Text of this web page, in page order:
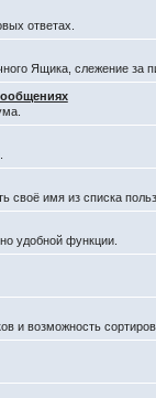
ответах.
Ящика, слежение за
своё имя из списка
удобной функции.
и возможность